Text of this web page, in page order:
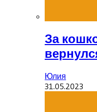
За
Юлия
31.05.2023